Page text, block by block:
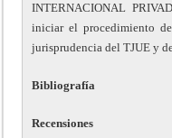
INTERNACIONAL
iniciar el procedimiento
jurisprudencia del TJUE y
Bibliografía
Recensiones